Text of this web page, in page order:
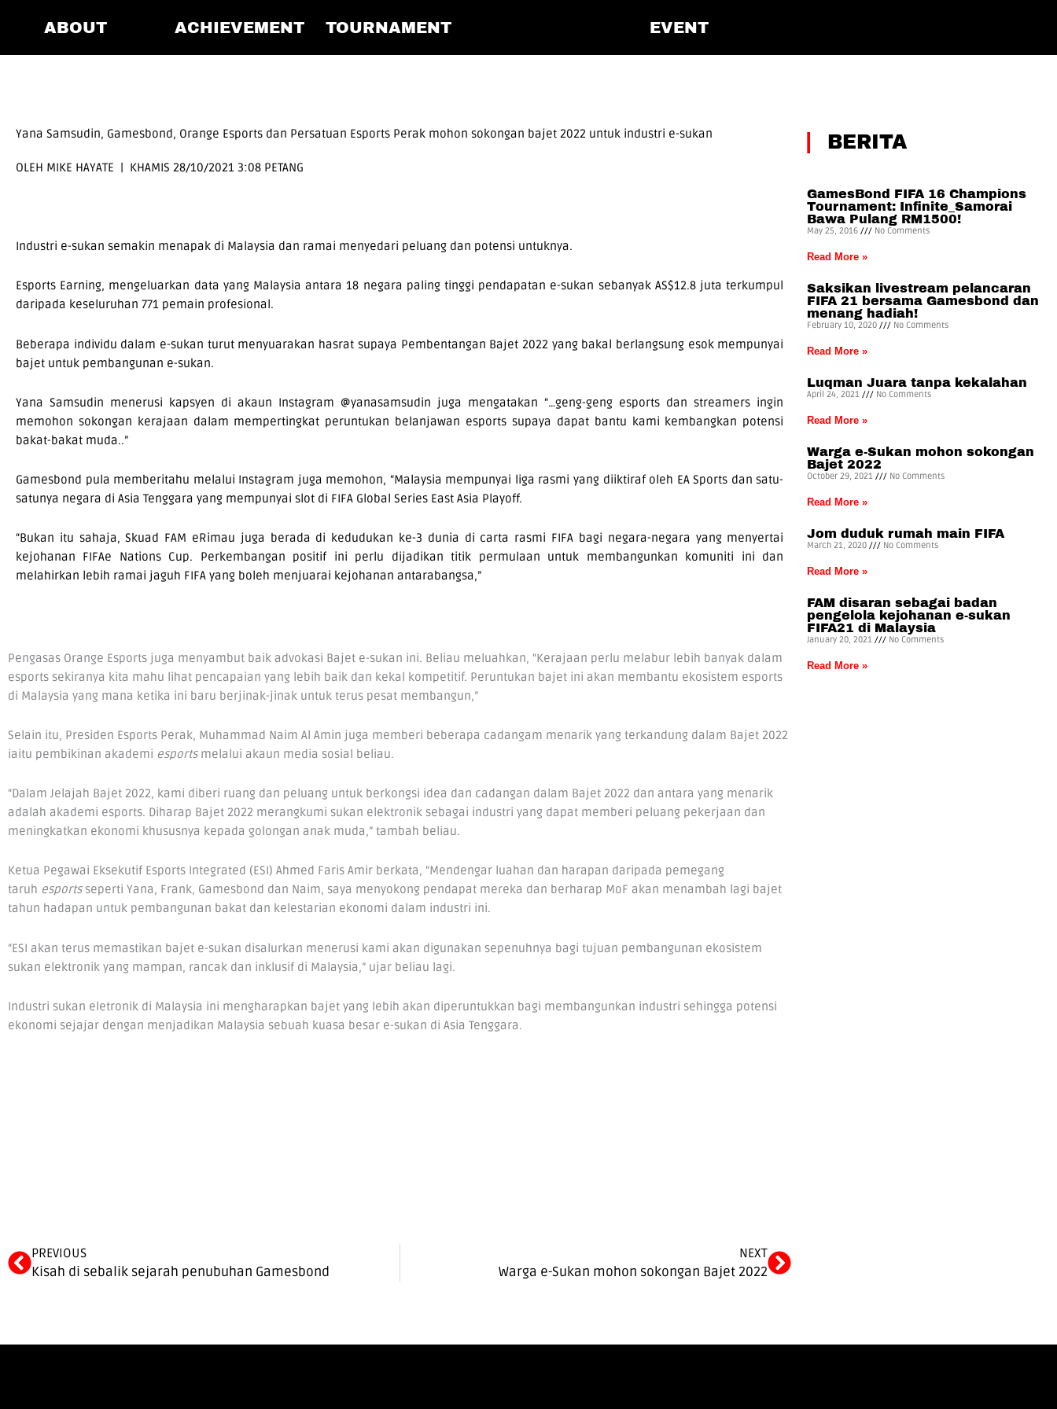
ABOUT ACHIEVEMENT TOURNAMENT EVENT
Yana Samsudin, Gamesbond, Orange Esports dan Persatuan Esports Perak mohon sokongan bajet 2022 untuk industri e-sukan
OLEH MIKE HAYATE | KHAMIS 28/10/2021 3:08 PETANG
Industri e-sukan semakin menapak di Malaysia dan ramai menyedari peluang dan potensi untuknya.
Esports Earning, mengeluarkan data yang Malaysia antara 18 negara paling tinggi pendapatan e-sukan sebanyak AS$12.8 juta terkumpul
daripada keseluruhan 771 pemain profesional.
Beberapa individu dalam e-sukan turut menyuarakan hasrat supaya Pembentangan Bajet 2022 yang bakal berlangsung esok mempunyai
bajet untuk pembangunan e-sukan.
Yana Samsudin menerusi kapsyen di akaun Instagram @yanasamsudin juga mengatakan “…geng-geng esports dan streamers ingin
memohon sokongan kerajaan dalam mempertingkat peruntukan belanjawan esports supaya dapat bantu kami kembangkan potensi
bakat-bakat muda..”
Gamesbond pula memberitahu melalui Instagram juga memohon, “Malaysia mempunyai liga rasmi yang diiktiraf oleh EA Sports dan satu-
satunya negara di Asia Tenggara yang mempunyai slot di FIFA Global Series East Asia Playoff.
“Bukan itu sahaja, Skuad FAM eRimau juga berada di kedudukan ke-3 dunia di carta rasmi FIFA bagi negara-negara yang menyertai
kejohanan FIFAe Nations Cup. Perkembangan positif ini perlu dijadikan titik permulaan untuk membangunkan komuniti ini dan
melahirkan lebih ramai jaguh FIFA yang boleh menjuarai kejohanan antarabangsa,”
Pengasas Orange Esports juga menyambut baik advokasi Bajet e-sukan ini. Beliau meluahkan, “Kerajaan perlu melabur lebih banyak dalam
esports sekiranya kita mahu lihat pencapaian yang lebih baik dan kekal kompetitif. Peruntukan bajet ini akan membantu ekosistem esports
di Malaysia yang mana ketika ini baru berjinak-jinak untuk terus pesat membangun,”
Selain itu, Presiden Esports Perak, Muhammad Naim Al Amin juga memberi beberapa cadangam menarik yang terkandung dalam Bajet 2022
iaitu pembikinan akademi esportsmelalui akaun media sosial beliau.
“Dalam Jelajah Bajet 2022, kami diberi ruang dan peluang untuk berkongsi idea dan cadangan dalam Bajet 2022 dan antara yang menarik
adalah akademi esports. Diharap Bajet 2022 merangkumi sukan elektronik sebagai industri yang dapat memberi peluang pekerjaan dan
meningkatkan ekonomi khususnya kepada golongan anak muda,” tambah beliau.
Ketua Pegawai Eksekutif Esports Integrated (ESI) Ahmed Faris Amir berkata, “Mendengar luahan dan harapan daripada pemegang
taruh esportsseperti Yana, Frank, Gamesbond dan Naim, saya menyokong pendapat mereka dan berharap MoF akan menambah lagi bajet
tahun hadapan untuk pembangunan bakat dan kelestarian ekonomi dalam industri ini.
“ESI akan terus memastikan bajet e-sukan disalurkan menerusi kami akan digunakan sepenuhnya bagi tujuan pembangunan ekosistem
sukan elektronik yang mampan, rancak dan inklusif di Malaysia,” ujar beliau lagi.
Industri sukan eletronik di Malaysia ini mengharapkan bajet yang lebih akan diperuntukkan bagi membangunkan industri sehingga potensi
ekonomi sejajar dengan menjadikan Malaysia sebuah kuasa besar e-sukan di Asia Tenggara.
PrevPREVIOUS
Kisah di sebalik sejarah penubuhan Gamesbond
NEXT
Warga e-Sukan mohon sokongan Bajet 2022
Next
| BERITA
GamesBond FIFA 16 Champions
Tournament: Infinite_Samorai
Bawa Pulang RM1500!
May 25, 2016 No Comments
Read More »
Saksikan livestream pelancaran
FIFA 21 bersama Gamesbond dan
menang hadiah!
February 10, 2020 No Comments
Read More »
Luqman Juara tanpa kekalahan
April 24, 2021 No Comments
Read More »
Warga e-Sukan mohon sokongan
Bajet 2022
October 29, 2021 No Comments
Read More »
Jom duduk rumah main FIFA
March 21, 2020 No Comments
Read More »
FAM disaran sebagai badan
pengelola kejohanan e-sukan
FIFA21 di Malaysia
January 20, 2021 No Comments
Read More »